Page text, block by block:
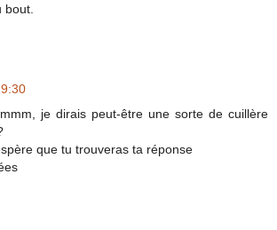
bout.
je dirais peut-être une sorte de cuillère
que tu trouveras ta réponse